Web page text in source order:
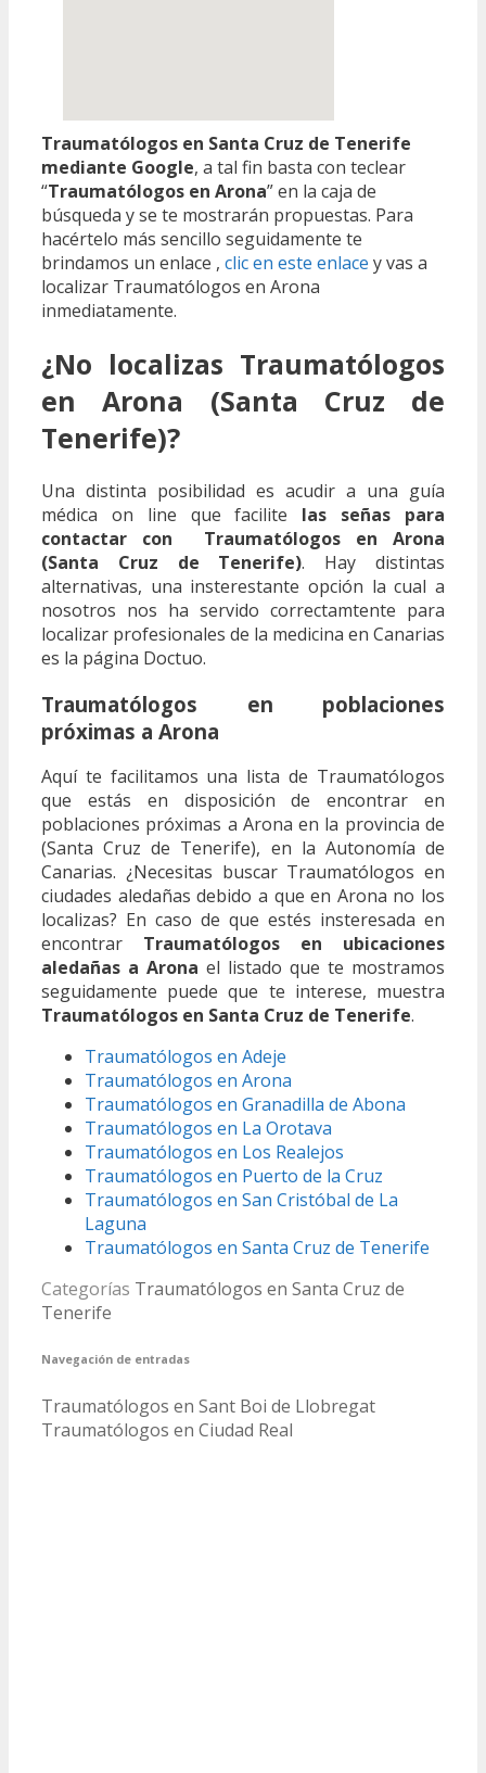
Traumatólogos en Santa Cruz de Tenerife
mediante Google, a tal fin basta con teclear
“Traumatólogos en Arona” en la caja de
búsqueda y se te mostrarán propuestas. Para
hacértelo más sencillo seguidamente te
brindamos un enlace , clic en este enlace y vas a
localizar Traumatólogos en Arona
inmediatamente.
¿No localizas Traumatólogos
en Arona (Santa Cruz de
Tenerife)?
Una distinta posibilidad es acudir a una guía
médica on line que facilite las señas para
contactar con Traumatólogos en Arona
(Santa Cruz de Tenerife). Hay distintas
alternativas, una insterestante opción la cual a
nosotros nos ha servido correctamtente para
localizar profesionales de la medicina en Canarias
es la página Doctuo.
Traumatólogos en poblaciones
próximas a Arona
Aquí te facilitamos una lista de Traumatólogos
que estás en disposición de encontrar en
poblaciones próximas a Arona en la provincia de
(Santa Cruz de Tenerife), en la Autonomía de
Canarias. ¿Necesitas buscar Traumatólogos en
ciudades aledañas debido a que en Arona no los
localizas? En caso de que estés insteresada en
encontrar Traumatólogos en ubicaciones
aledañas a Arona el listado que te mostramos
seguidamente puede que te interese, muestra
Traumatólogos en Santa Cruz de Tenerife.
Traumatólogos en Adeje
Traumatólogos en Arona
Traumatólogos en Granadilla de Abona
Traumatólogos en La Orotava
Traumatólogos en Los Realejos
Traumatólogos en Puerto de la Cruz
Traumatólogos en San Cristóbal de La
Laguna
Traumatólogos en Santa Cruz de Tenerife
Categorías Traumatólogos en Santa Cruz de
Tenerife
Navegación de entradas
Traumatólogos en Sant Boi de Llobregat
Traumatólogos en Ciudad Real